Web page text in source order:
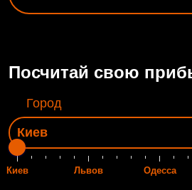
Посчитай свою
Город
Киев Львов Одесса